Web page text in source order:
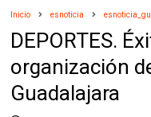
Inicio esnoticia
DEPORTES.
organización
Guadalajara